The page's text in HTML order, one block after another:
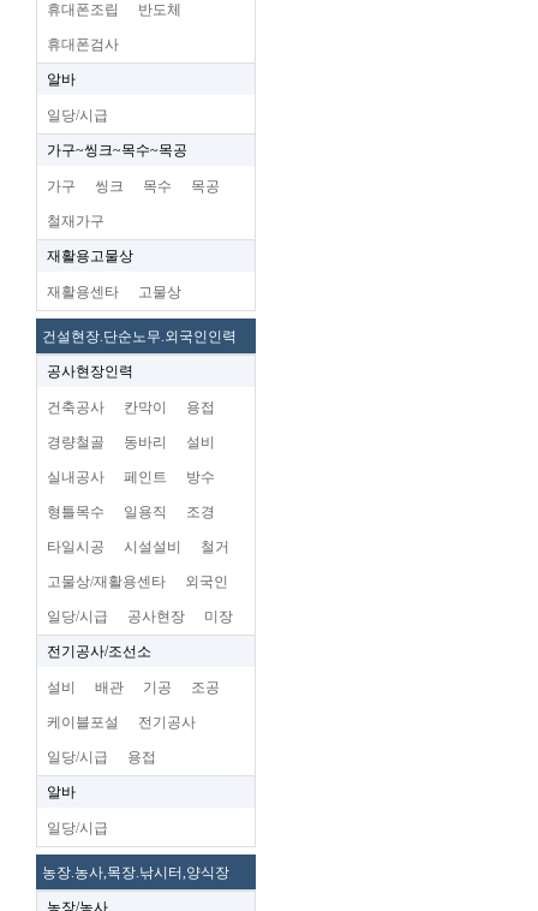
휴대폰조립 반도체
휴대폰검사
알바
일당/시급
가구~씽크~목수~목공
가구 씽크 목수 목공
철재가구
재활용고물상
재활용센타 고물상
건설현장.단순노무.외국인인력
공사현장인력
건축공사 칸막이 용접
경량철골 동바리 설비
실내공사 페인트 방수
형틀목수 일용직 조경
타일시공 시설설비 철거
고물상/재활용센타 외국인
일당/시급 공사현장 미장
전기공사/조선소
설비 배관 기공 조공
케이블포설 전기공사
일당/시급 용접
알바
일당/시급
농장.농사,목장.낚시터,양식장
농장/농사